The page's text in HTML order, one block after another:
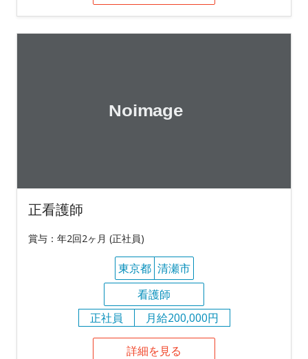
正看護師
賞与：年2回2ヶ月 (正社員)
東京都 清瀬市
看護師
正社員
月給200,000円
詳細を見る